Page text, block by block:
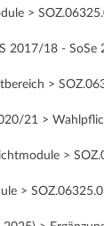
>
2017/18 -
>
21 >
>
>